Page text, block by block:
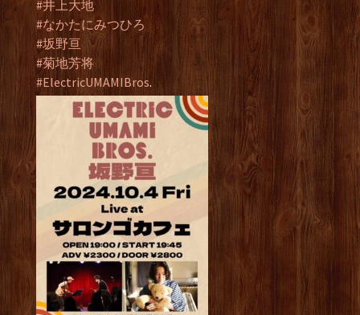
#井上大地
#なかたにみつひろ
#坂野亘
#菊地芳将
#ElectricUMAMIBros.